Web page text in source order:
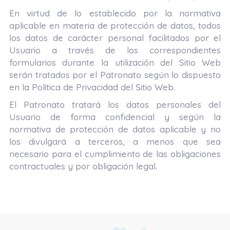
En virtud de lo establecido por la normativa
aplicable en materia de protección de datos, todos
los datos de carácter personal facilitados por el
Usuario a través de los correspondientes
formularios durante la utilización del Sitio Web
serán tratados por el Patronato según lo dispuesto
en la Política de Privacidad del Sitio Web.
El Patronato tratará los datos personales del
Usuario de forma confidencial y según la
normativa de protección de datos aplicable y no
los divulgará a terceros, a menos que sea
necesario para el cumplimiento de las obligaciones
contractuales y por obligación legal.